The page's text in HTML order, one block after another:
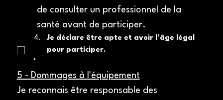
de consulter un professionnel de la
santé avant de participer.
Je déclare être apte et avoir l’âge légal
pour participer.
*
5 - Dommages à l'équipement
Je reconnais être responsable des